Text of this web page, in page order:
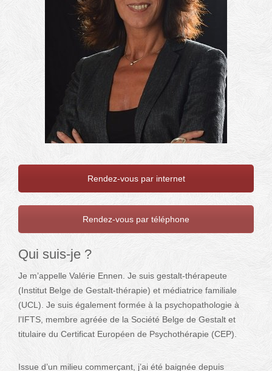
Qui suis-je ?
Je m’appelle Valérie Ennen. Je suis gestalt-thérapeute
(Institut Belge de Gestalt-thérapie) et médiatrice familiale
(UCL). Je suis également formée à la psychopathologie à
l’IFTS, membre agréée de la Société Belge de Gestalt et
titulaire du Certificat Européen de Psychothérapie (CEP).
Issue d’un milieu commerçant, j’ai été baignée depuis
Rendez-vous par internet
Rendez-vous par téléphone